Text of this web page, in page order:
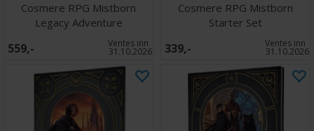
Cosmere RPG Mistborn
Legacy Adventure
559,- Ventes inn
31.10.2026
Cosmere RPG Mistborn
Starter Set
339,- Ventes inn
31.10.2026